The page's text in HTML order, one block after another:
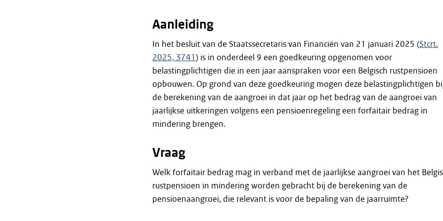
Aanleiding
In het besluit van de Staatssecretaris van Financiën van 21 januari 2025 (Stcrt.
2025, 3741) is in onderdeel 9 een goedkeuring opgenomen voor
belastingplichtigen die in een jaar aanspraken voor een Belgisch rustpensioen
opbouwen. Op grond van deze goedkeuring mogen deze belastingplichtigen
de berekening van de aangroei in dat jaar op het bedrag van de aangroei van
jaarlijkse uitkeringen volgens een pensioenregeling een forfaitair bedrag in
mindering brengen.
Vraag
Welk forfaitair bedrag mag in verband met de jaarlijkse aangroei van het
rustpensioen in mindering worden gebracht bij de berekening van de
pensioenaangroei, die relevant is voor de bepaling van de jaarruimte?